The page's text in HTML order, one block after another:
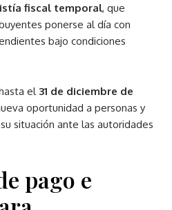
fiscal temporal, que
ponerse al día con
bajo condiciones
el 31 de diciembre de
oportunidad a personas y
situación ante las autoridades
pago e